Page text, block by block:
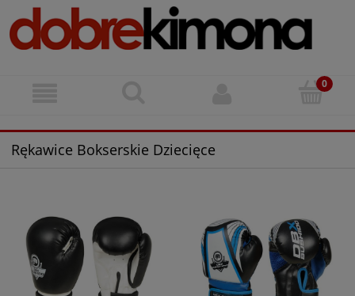
Rękawice Bokserskie Dziecięce